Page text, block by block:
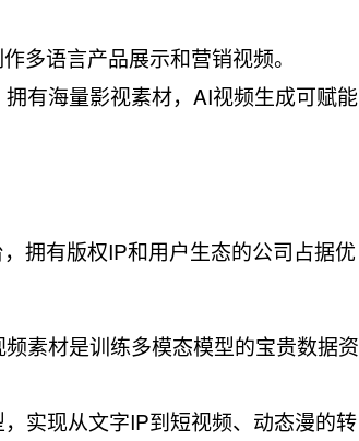
多语言产品展示和营销视频。
有海量影视素材，AI视频生成可赋能
拥有版权IP和用户生态的公司占据优
素材是训练多模态模型的宝贵数据资
实现从文字IP到短视频、动态漫的转